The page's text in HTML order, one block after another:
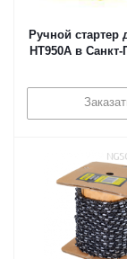
Ручной стартер
HT950A в Санкт-